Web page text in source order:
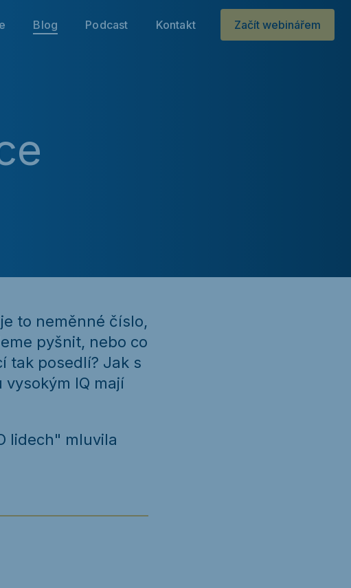
Blog Podcast Kontakt Začít webinářem
to neměnné číslo,
pyšnit, nebo co
tak posedlí? Jak s
IQ mají
lidech" mluvila